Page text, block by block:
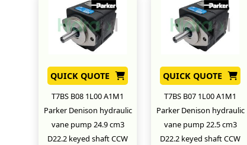
QUICK QUOTE
T7BS B08 1L00 A1M1
Parker Denison hydraulic
vane pump 24.9 cm3
D22.2 keyed shaft CCW
QUICK QUOTE
T7BS B07 1L00 A1M1
Parker Denison hydraulic
vane pump 22.5 cm3
D22.2 keyed shaft CCW